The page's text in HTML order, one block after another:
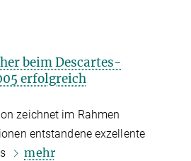
beim Descartes-
erfolgreich
zeichnet im Rahmen
entstandene exzellente
mehr